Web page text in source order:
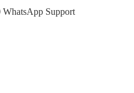
WhatsApp Support